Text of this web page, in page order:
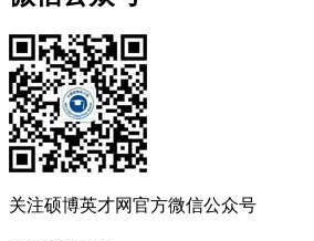
关注硕博英才网官方微信公众号